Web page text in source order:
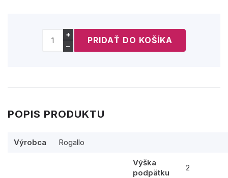
+
−
POPIS PRODUKTU
Výrobca Rogallo
Výška
podpätku
2